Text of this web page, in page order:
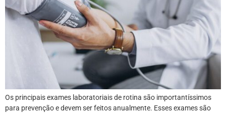
Os principais exames laboratoriais de rotina são importantíssimos
para prevenção e devem ser feitos anualmente. Esses exames são